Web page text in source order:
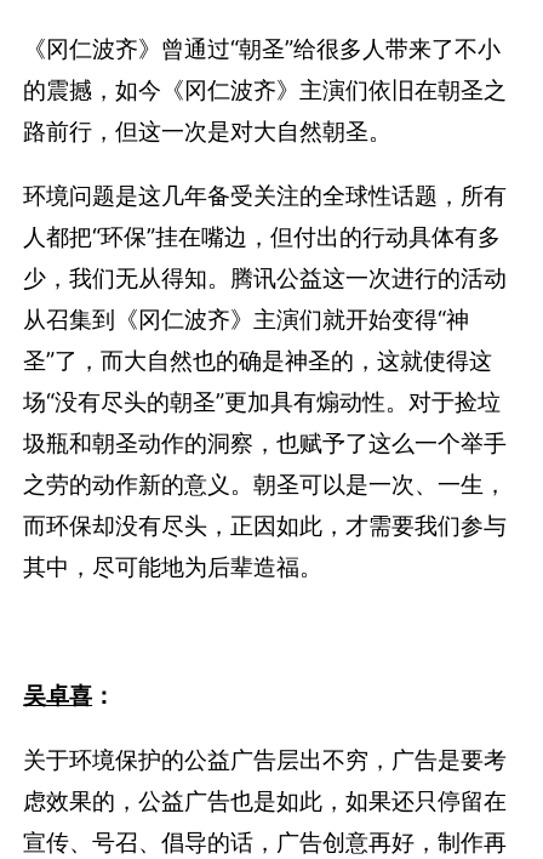
《冈仁波齐》曾通过“朝圣”给很多人带来了不小
的震撼，如今《冈仁波齐》主演们依旧在朝圣之
路前行，但这一次是对大自然朝圣。
环境问题是这几年备受关注的全球性话题，所有
人都把“环保”挂在嘴边，但付出的行动具体有多
少，我们无从得知。腾讯公益这一次进行的活动
从召集到《冈仁波齐》主演们就开始变得“神
圣”了，而大自然也的确是神圣的，这就使得这
场“没有尽头的朝圣”更加具有煽动性。对于捡垃
圾瓶和朝圣动作的洞察，也赋予了这么一个举手
之劳的动作新的意义。朝圣可以是一次、一生，
而环保却没有尽头，正因如此，才需要我们参与
其中，尽可能地为后辈造福。
吴卓喜 ：
关于环境保护的公益广告层出不穷，广告是要考
虑效果的，公益广告也是如此，如果还只停留在
宣传、号召、倡导的话，广告创意再好，制作再